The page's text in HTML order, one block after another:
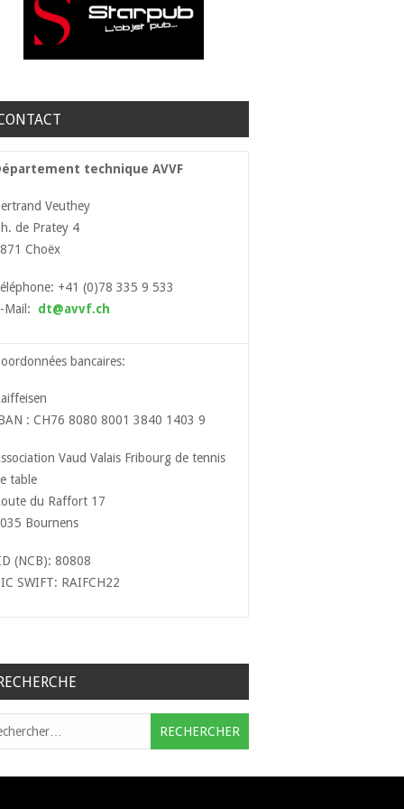
technique AVVF
Veuthey
de Pratey 4
Choëx
+41 (0)78 335 9 533
Mail: dt@avvf.ch
bancaires:
: CH76 8080 8001 3840 1403 9
Vaud Valais Fribourg de tennis
table
du Raffort 17
Bournens
(NCB): 80808
SWIFT: RAIFCH22
RECHERCHE
: